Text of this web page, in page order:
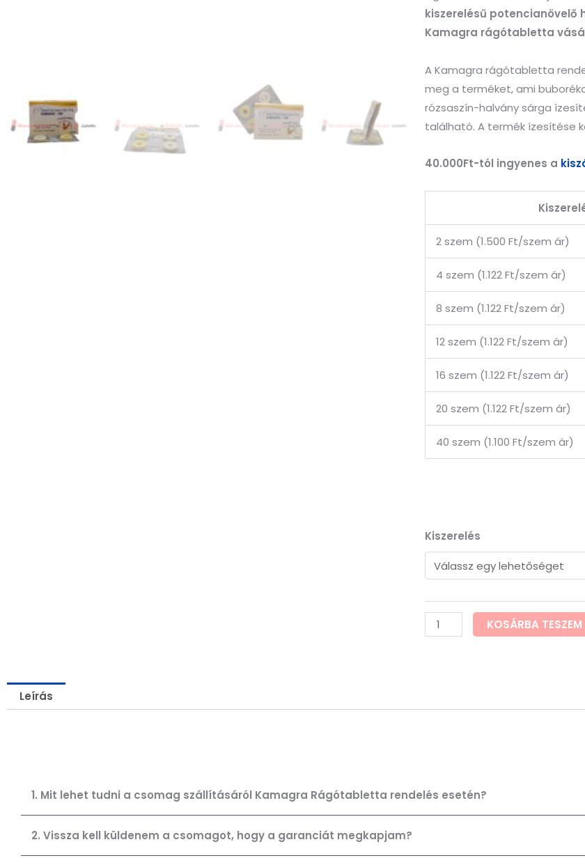
kiszerelésű potencianövelő
Kamagra rágótabletta
A Kamagra rágótabletta
meg a terméket, ami
rózsaszín-halvány sárga
található. A termék ízesítése
40.000Ft-tól ingyenes a
2 szem (1.500 Ft/szem ár)
4 szem (1.122 Ft/szem ár)
8 szem (1.122 Ft/szem ár)
12 szem (1.122 Ft/szem ár)
16 szem (1.122 Ft/szem ár)
20 szem (1.122 Ft/szem ár)
40 szem (1.100 Ft/szem ár)
Kiszerelés
Kamagra
Rágótabletta
mennyiség
KOSÁRBA TESZEM
Leírás
1. Mit lehet tudni a csomag szállításáról Kamagra Rágótabletta rendelés esetén?
2. Vissza kell küldenem a csomagot, hogy a garanciát megkapjam?